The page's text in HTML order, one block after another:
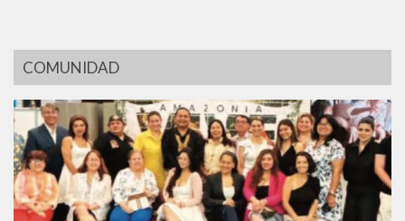
COMUNIDAD